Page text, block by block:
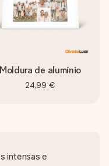
Moldura de alumínio
24,99 €
intensas e